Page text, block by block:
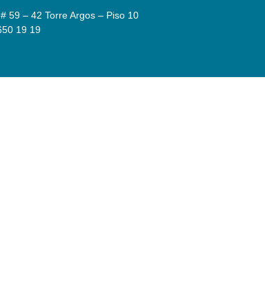
59 – 42 Torre Argos – Piso 10
19 19